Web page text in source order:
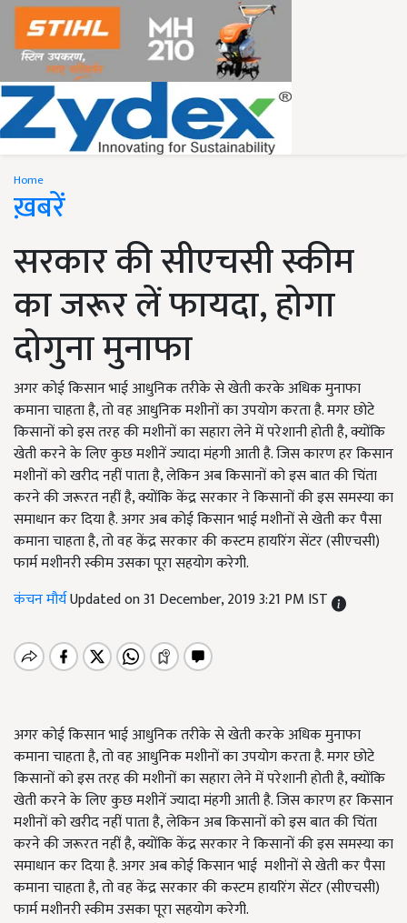
Home
ख़बरें
सरकार की सीएचसी स्कीम
का जरूर लें फायदा, होगा
दोगुना मुनाफा
अगर कोई किसान भाई आधुनिक तरीके से खेती करके अधिक मुनाफा
कमाना चाहता है, तो वह आधुनिक मशीनों का उपयोग करता है. मगर छोटे
किसानों को इस तरह की मशीनों का सहारा लेने में परेशानी होती है, क्योंकि
खेती करने के लिए कुछ मशीनें ज्यादा मंहगी आती है. जिस कारण हर किसान
मशीनों को खरीद नहीं पाता है, लेकिन अब किसानों को इस बात की चिंता
करने की जरूरत नहीं है, क्योंकि केंद्र सरकार ने किसानों की इस समस्या का
समाधान कर दिया है. अगर अब कोई किसान भाई मशीनों से खेती कर पैसा
कमाना चाहता है, तो वह केंद्र सरकार की कस्टम हायरिंग सेंटर (सीएचसी)
फार्म मशीनरी स्कीम उसका पूरा सहयोग करेगी.
कंचन मौर्यUpdated on 31 December, 2019 3:21 PM IST
अगर कोई किसान भाई आधुनिक तरीके से खेती करके अधिक मुनाफा
कमाना चाहता है, तो वह आधुनिक मशीनों का उपयोग करता है. मगर छोटे
किसानों को इस तरह की मशीनों का सहारा लेने में परेशानी होती है, क्योंकि
खेती करने के लिए कुछ मशीनें ज्यादा मंहगी आती है. जिस कारण हर किसान
मशीनों को खरीद नहीं पाता है, लेकिन अब किसानों को इस बात की चिंता
करने की जरूरत नहीं है, क्योंकि केंद्र सरकार ने किसानों की इस समस्या का
समाधान कर दिया है. अगर अब कोई किसान भाई मशीनों से खेती कर पैसा
कमाना चाहता है, तो वह केंद्र सरकार की कस्टम हायरिंग सेंटर (सीएचसी)
फार्म मशीनरी स्कीम उसका पूरा सहयोग करेगी.